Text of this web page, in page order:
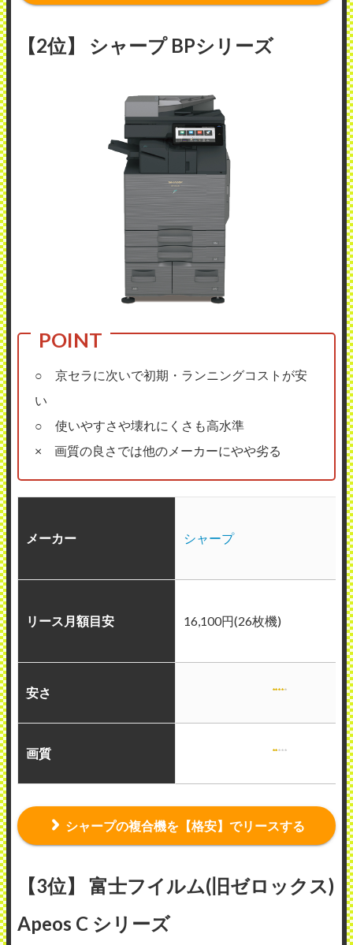
【2位】 シャープ BPシリーズ
○ 京セラに次いで初期・ランニングコストが安
い
○ 使いやすさや壊れにくさも高水準
× 画質の良さでは他のメーカーにやや劣る
メーカー シャープ
リース月額目安 16,100円(26枚機)
安さ
画質
シャープの複合機を【格安】でリースする
【3位】 富士フイルム(旧ゼロックス)
Apeos C シリーズ